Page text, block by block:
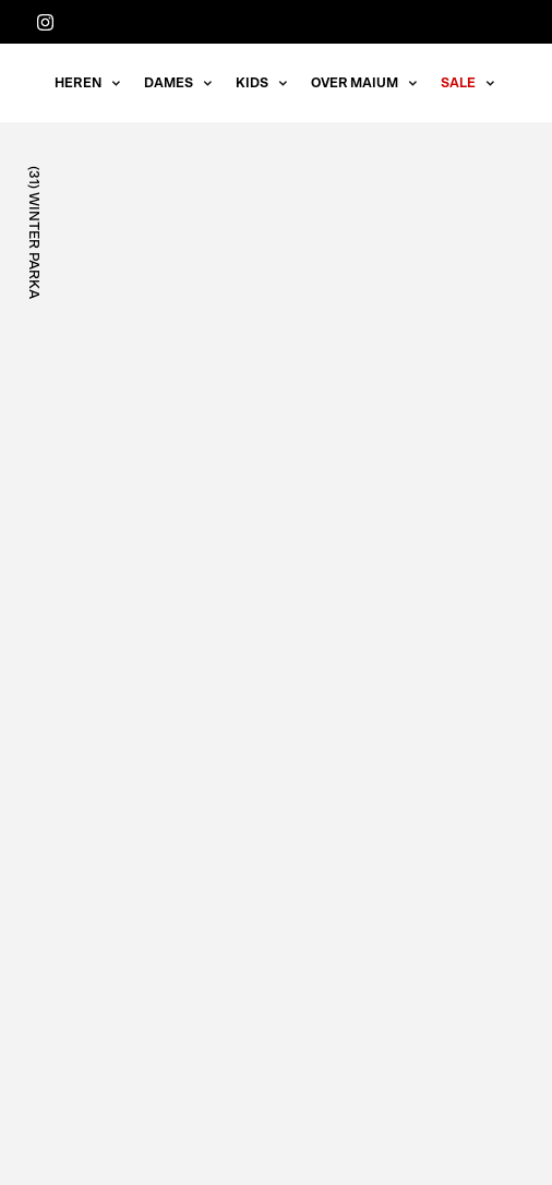
Meteen
HEREN DAMES KIDS OVER MAIUM SALE
(31) WINTER PARKA